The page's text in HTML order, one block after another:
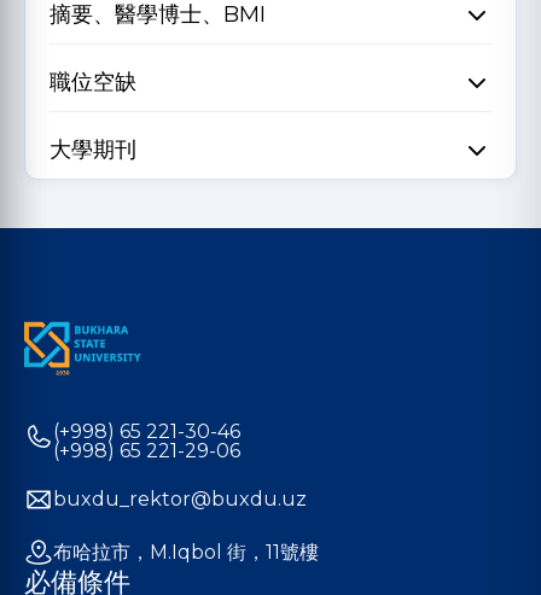
摘要、醫學博士、BMI
職位空缺
大學期刊
(+998) 65 221-30-46
(+998) 65 221-29-06
buxdu_rektor@buxdu.uz
布哈拉市，M.Iqbol 街，11號樓
必備條件